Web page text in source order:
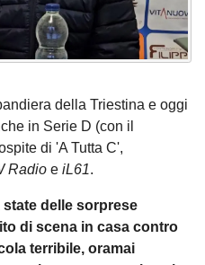
della Triestina e oggi
in Serie D (con il
di 'A Tutta C',
Radio e iL61.
delle sorprese
di scena in casa contro
terribile, oramai